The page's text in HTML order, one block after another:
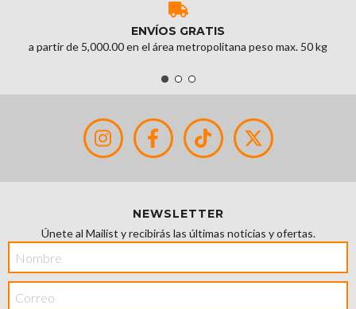
ENVÍOS GRATIS
a partir de 5,000.00 en el área metropolitana peso max. 50 kg
NEWSLETTER
Únete al Mailist y recibirás las últimas noticias y ofertas.